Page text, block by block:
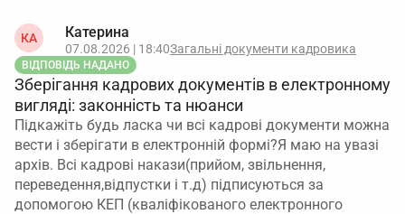
КА Катерина
07.08.2026 | 18:40Загальні документи кадровика
ВІДПОВІДЬ НАДАНО
Зберігання кадрових документів в електронному
вигляді: законність та нюанси
Підкажіть будь ласка чи всі кадрові документи можна
вести і зберігати в електронній формі?Я маю на увазі
архів. Всі кадрові накази(прийом, звільнення,
переведення,відпустки і т.д) підписуються за
допомогою КЕП (кваліфікованого електронного